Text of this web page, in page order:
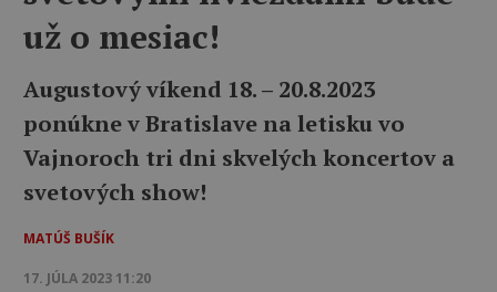
už o mesiac!
Augustový víkend 18. – 20.8.2023
ponúkne v Bratislave na letisku vo
Vajnoroch tri dni skvelých koncertov a
svetových show!
MATÚŠ BUŠÍK
17. JÚLA 2023 11:20